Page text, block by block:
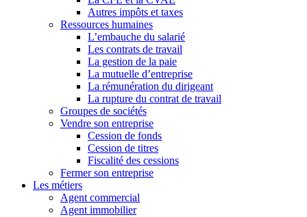
Autres impôts et taxes
Ressources humaines
L’embauche du salarié
Les contrats de travail
La gestion de la paie
La mutuelle d’entreprise
La rémunération du dirigeant
La rupture du contrat de travail
Groupes de sociétés
Vendre son entreprise
Cession de fonds
Cession de titres
Fiscalité des cessions
Fermer son entreprise
Les métiers
Agent commercial
Agent immobilier